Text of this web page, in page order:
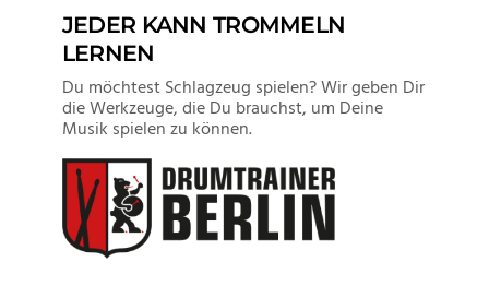
JEDER KANN TROMMELN
LERNEN
Du möchtest Schlagzeug spielen? Wir geben Dir
die Werkzeuge, die Du brauchst, um Deine
Musik spielen zu können.